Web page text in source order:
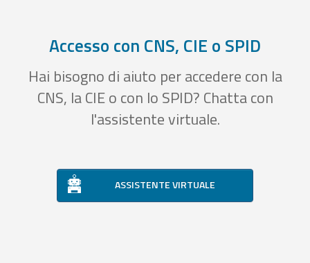
Accesso con CNS, CIE o SPID
Hai bisogno di aiuto per accedere con la
CNS, la CIE o con lo SPID? Chatta con
l'assistente virtuale.
ASSISTENTE VIRTUALE